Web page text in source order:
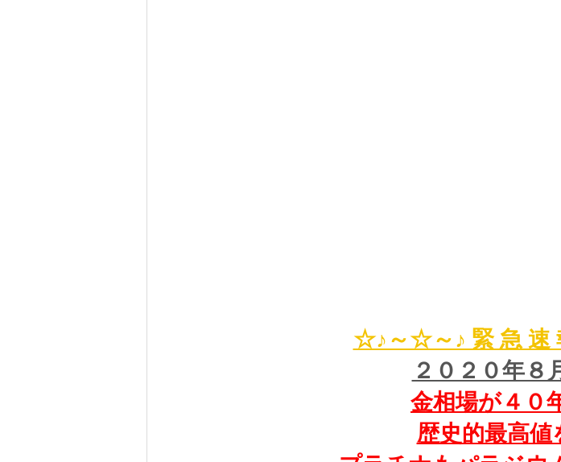
☆♪～☆～♪ 緊 急
２０２０年８
金相場が４０
歴史的最高値